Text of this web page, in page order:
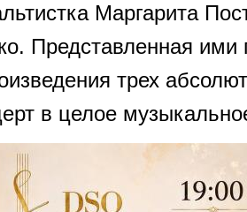
Маргарита
Представленная ими
трех
в целое